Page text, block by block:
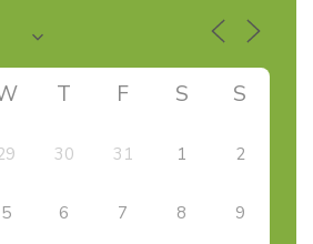
T F S S
30 31 1 2
5 6 7 8 9